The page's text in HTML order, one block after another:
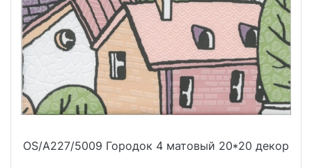
OS/A227/5009 Городок 4 матовый 20*20 декор